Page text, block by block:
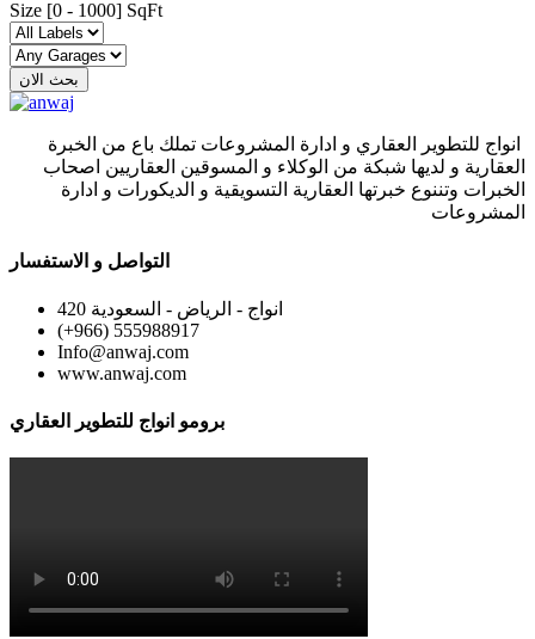
Size [0 - 1000] SqFt
بحث الان
انواج للتطوير العقاري و ادارة المشروعات تملك باع من الخبرة
العقارية و لديها شبكة من الوكلاء و المسوقين العقاريين اصحاب
الخبرات وتننوع خبرتها العقارية التسويقية و الديكورات و ادارة
المشروعات
التواصل و الاستفسار
420 انواج - الرياض - السعودية
(+966) 555988917
Info@anwaj.com
www.anwaj.com
برومو انواج للتطوير العقاري